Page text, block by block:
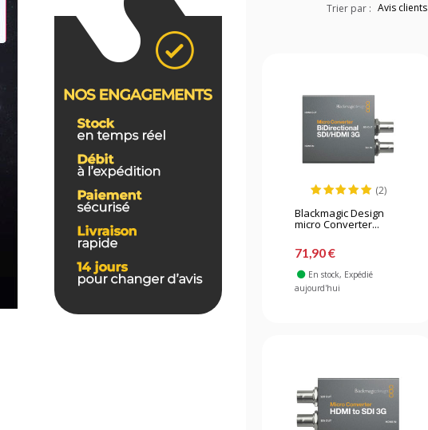
Trier par : Avis clients
(2)
Blackmagic Design
micro Converter...
71,90 €
En stock, Expédié
aujourd'hui